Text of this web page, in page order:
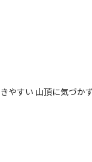
やすい 山頂に気づか